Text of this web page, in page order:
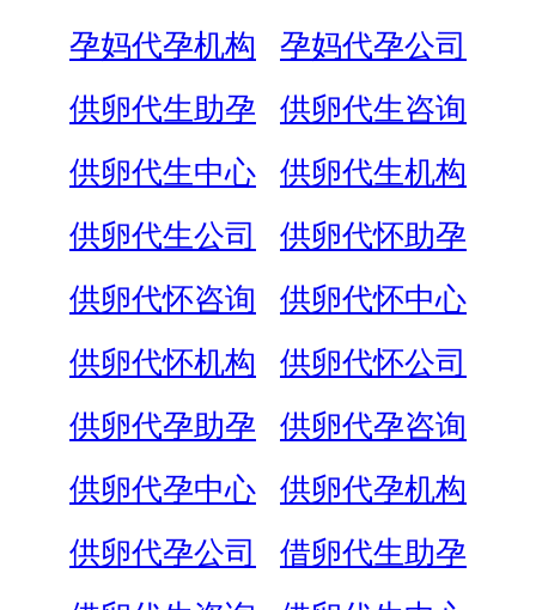
孕妈代孕机构
孕妈代孕公司
供卵代生助孕
供卵代生咨询
供卵代生中心
供卵代生机构
供卵代生公司
供卵代怀助孕
供卵代怀咨询
供卵代怀中心
供卵代怀机构
供卵代怀公司
供卵代孕助孕
供卵代孕咨询
供卵代孕中心
供卵代孕机构
供卵代孕公司
借卵代生助孕